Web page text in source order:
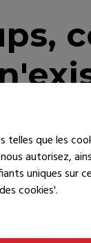
telles que les
autorisez,
uniques sur
cookies'.